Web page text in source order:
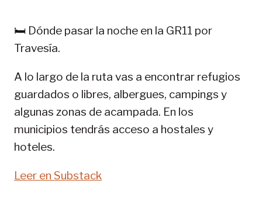
11-
🛏️ Dónde pasar la noche en la GR11 por
Travesía.
A lo largo de la ruta vas a encontrar refugios
guardados o libres, albergues, campings y
algunas zonas de acampada. En los
municipios tendrás acceso a hostales y
hoteles.
Leer en Substack